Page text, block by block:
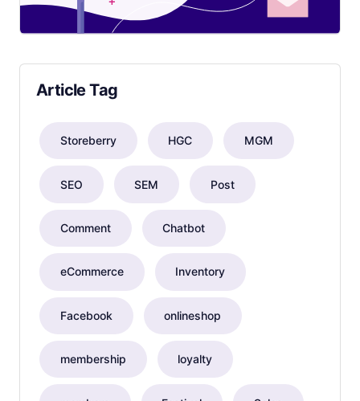
Article Tag
Storeberry HGC MGM
SEO SEM Post
Comment Chatbot
eCommerce Inventory
Facebook onlineshop
membership loyalty